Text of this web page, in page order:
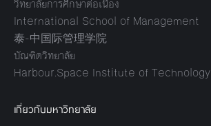
วิทยาลัยการศึกษาต่อเนื่อง
International School of Management
泰-中国际管理学院
บัณฑิตวิทยาลัย
Harbour.Space Institute of Technology
เกี่ยวกับมหาวิทยาลัย